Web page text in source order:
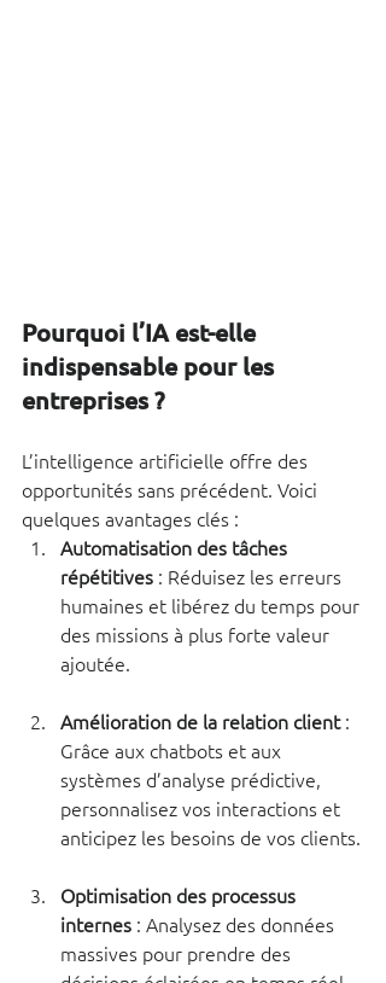
Pourquoi l’IA est-elle
indispensable pour les
entreprises ?
L’intelligence artificielle offre des
opportunités sans précédent. Voici
quelques avantages clés :
Automatisation des tâches
répétitives : Réduisez les erreurs
humaines et libérez du temps pour
des missions à plus forte valeur
ajoutée.
Amélioration de la relation client :
Grâce aux chatbots et aux
systèmes d’analyse prédictive,
personnalisez vos interactions et
anticipez les besoins de vos clients.
Optimisation des processus
internes : Analysez des données
massives pour prendre des